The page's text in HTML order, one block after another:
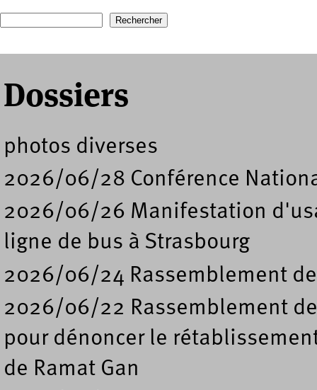
Formulaire de recherche
Dossiers
photos diverses
2026/06/28 Conférence
2026/06/26 Manifestation
ligne de bus à Strasbourg
2026/06/24 Rassemblement
2026/06/22 Rassemblement
pour dénoncer le
de Ramat Gan